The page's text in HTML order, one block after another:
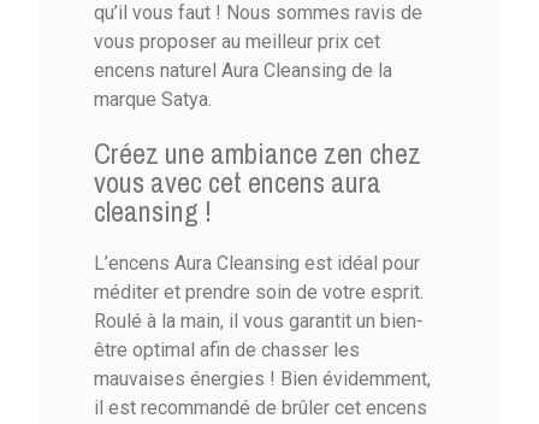
qu’il vous faut ! Nous sommes ravis de
vous proposer au meilleur prix cet
encens naturel Aura Cleansing de la
marque Satya.
Créez une ambiance zen chez
vous avec cet encens aura
cleansing !
L’encens Aura Cleansing est idéal pour
méditer et prendre soin de votre esprit.
Roulé à la main, il vous garantit un bien-
être optimal afin de chasser les
mauvaises énergies ! Bien évidemment,
il est recommandé de brûler cet encens